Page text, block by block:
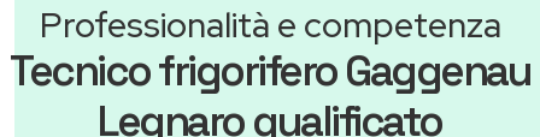
Professionalità e competenza
Tecnico frigorifero Gaggenau
Legnaro qualificato